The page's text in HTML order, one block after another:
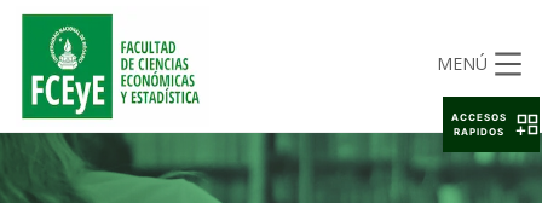
MENÚ
ACCESOS
RAPIDOS